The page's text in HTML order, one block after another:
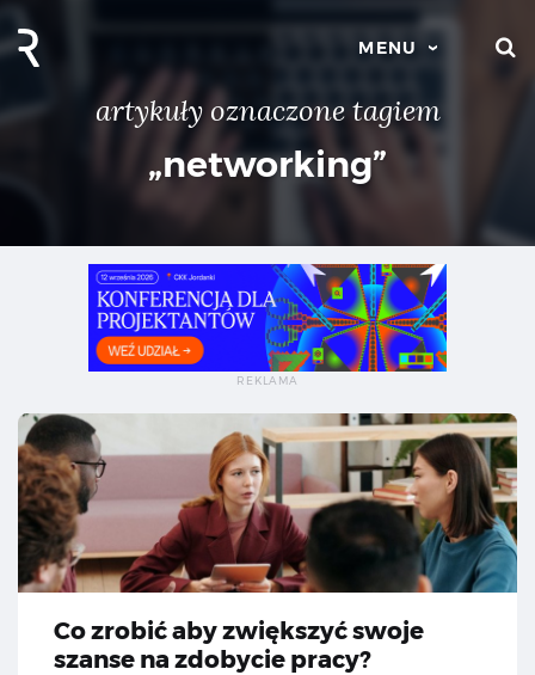
MENU
artykuły oznaczone tagiem
„networking”
Co zrobić aby zwiększyć swoje
szanse na zdobycie pracy?